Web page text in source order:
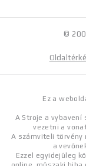
©
Ez a
A Stroje a
vezetni a
A számviteli törvény
a
Ezzel egyidejűleg